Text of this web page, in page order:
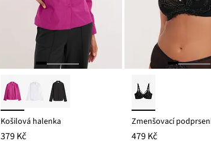
Košilová halenka
379 Kč 479 Kč